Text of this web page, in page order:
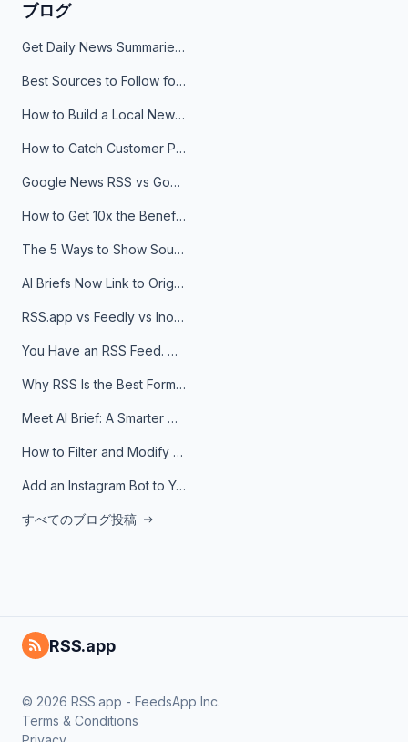
ブログ
Get Daily News Summaries About Any Topic in Telegram, Discord, Slack, and Email
Best Sources to Follow for Crypto News in Your Reader (2026)
How to Build a Local News Hub That Updates Itself
How to Catch Customer Problems Before They Become Support Tickets
Google News RSS vs Google Alerts: Which Is Better for News Monitoring?
How to Get 10x the Benefits of Google Alerts
The 5 Ways to Show Sources in Your AI Brief, And When to Use Each
AI Briefs Now Link to Original Sources. Here's Why It Matters
RSS.app vs Feedly vs Inoreader: Which One Is Actually Right for You?
You Have an RSS Feed. Now What?
Why RSS Is the Best Format for AI Agents in 2026
Meet AI Brief: A Smarter Way to Stay on Top of Information
How to Filter and Modify RSS Feeds
Add an Instagram Bot to Your Telegram Channel, Group, or Topic
すべてのブログ投稿
RSS.app
© 2026 RSS.app - FeedsApp Inc.
Terms & Conditions